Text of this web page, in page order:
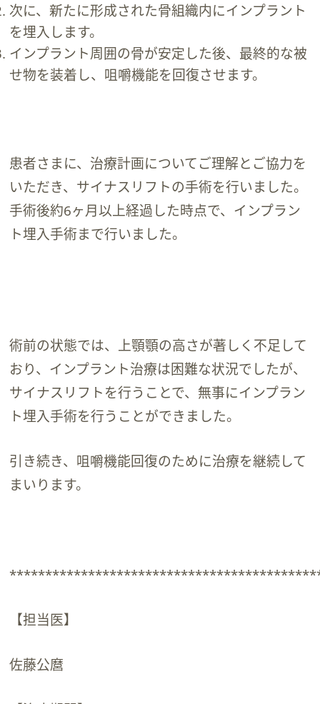
次に、新たに形成された骨組織内にインプラント
を埋入します。
インプラント周囲の骨が安定した後、最終的な被
せ物を装着し、咀嚼機能を回復させます。
患者さまに、治療計画についてご理解とご協力を
いただき、サイナスリフトの手術を行いました。
手術後約6ヶ月以上経過した時点で、インプラン
ト埋入手術まで行いました。
術前の状態では、上顎顎の高さが著しく不足して
おり、インプラント治療は困難な状況でしたが、
サイナスリフトを行うことで、無事にインプラン
ト埋入手術を行うことができました。
引き続き、咀嚼機能回復のために治療を継続して
まいります。
【担当医】
佐藤公麿